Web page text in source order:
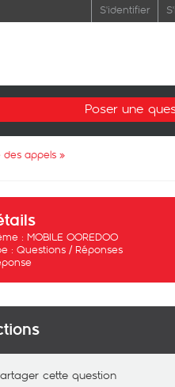
S'identifier
Poser une
appels »
: MOBILE OOREDOO
: Questions / Réponses
cette question